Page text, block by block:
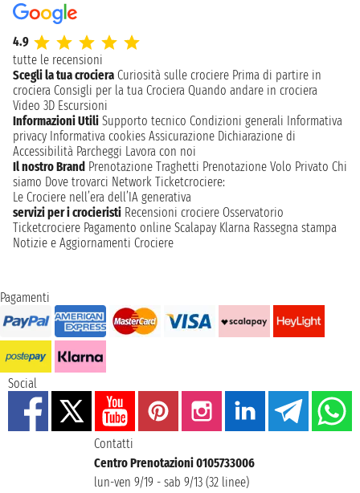
4.9
tutte le recensioni
Scegli la tua crociera Curiosità sulle crociere Prima di partire in
crociera Consigli per la tua Crociera Quando andare in crociera
Video 3D Escursioni
Informazioni Utili Supporto tecnico Condizioni generali Informativa
privacy Informativa cookies Assicurazione Dichiarazione di
Accessibilità Parcheggi Lavora con noi
Il nostro Brand Prenotazione Traghetti Prenotazione Volo Privato Chi
siamo Dove trovarci Network Ticketcrociere:
Le Crociere nell’era dell’IA generativa
servizi per i crocieristi Recensioni crociere Osservatorio
Ticketcrociere Pagamento online Scalapay Klarna Rassegna stampa
Notizie e Aggiornamenti Crociere
Pagamenti
Social
Contatti
Centro Prenotazioni 0105733006
lun-ven 9/19 - sab 9/13 (32 linee)